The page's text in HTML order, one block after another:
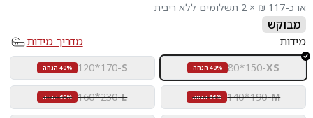
או כ-117 ₪ × 2 תשלומים ללא ריבית
מבוקש
מידות
מדריך מידות
XS
-
80*150 40% הנחה S
-
120*170 40% הנחה
M
-
140*190 66% הנחה L
-
160*230 69% הנחה